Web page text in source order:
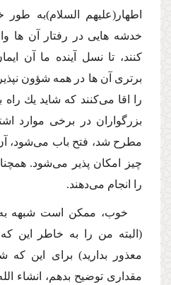
اطهار (علیهم السلام)به طور
خدشه هایى در رفتار آن ها
كنند، تا نسل آینده ما آن
برترى آن ها در همه شؤون
را اقا مى‌كنند كه شاید یك
بزرگواران در برخى موارد
مطرح شد، فتح باب مى‌شود،
چیز امكان پذیر مى‌شود.
را انجام مى‌دهند.
خوب، ممكن است شبهه
(البته من را به خاطر این
معذور بدارید) براى این كه
مقدارى توضیح بدهم، انشاء